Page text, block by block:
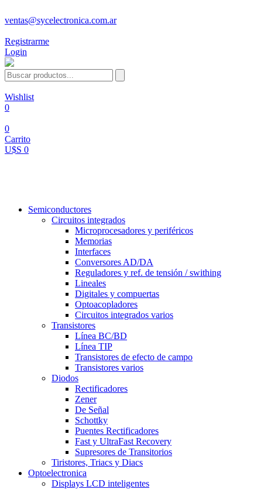
ventas@sycelectronica.com.ar
Registrarme
Login
Wishlist
0
0
Carrito
U$S 0
Semiconductores
Circuitos integrados
Microprocesadores y periféricos
Memorias
Interfaces
Conversores AD/DA
Reguladores y ref. de tensión / swithing
Lineales
Digitales y compuertas
Optoacopladores
Circuitos integrados varios
Transistores
Línea BC/BD
Línea TIP
Transistores de efecto de campo
Transistores varios
Diodos
Rectificadores
Zener
De Señal
Schottky
Puentes Rectificadores
Fast y UltraFast Recovery
Supresores de Transitorios
Tiristores, Triacs y Diacs
Optoelectronica
Displays LCD inteligentes